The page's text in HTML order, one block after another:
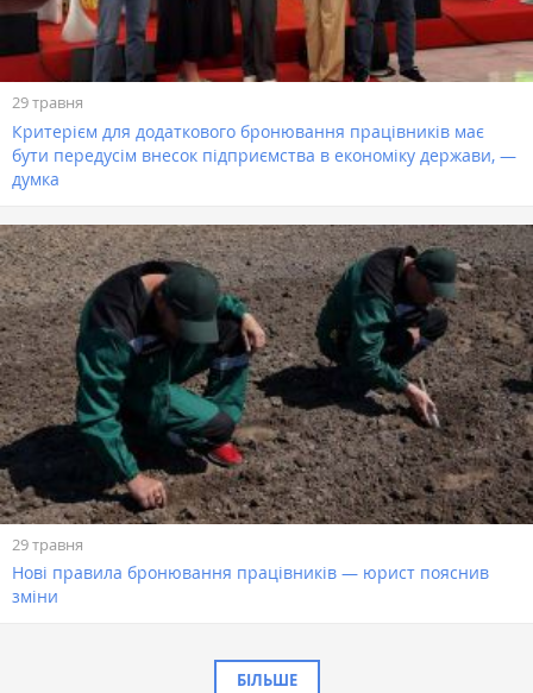
29 травня
Критерієм для додаткового бронювання працівників має
бути передусім внесок підприємства в економіку держави, —
думка
29 травня
Нові правила бронювання працівників — юрист пояснив
зміни
БІЛЬШЕ